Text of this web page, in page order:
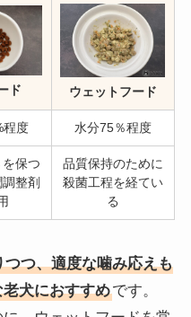
ド ウェットフード
程度 水分75％程度
を保つ
整剤
品質保持のために
殺菌工程を経てい
る
つ、適度な噛み応えも
犬におすすめです。